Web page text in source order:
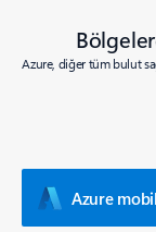
Azure, diğer tüm bulut
Azure